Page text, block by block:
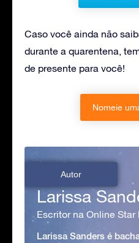
Caso você ainda não
durante a quarentena,
de presente para você!
Nomeie
Autor
Larissa
Escritor na Online Star
Larissa Sanders é